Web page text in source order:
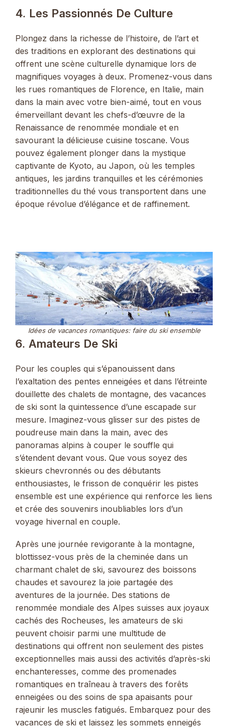
4. Les Passionnés De Culture
Plongez dans la richesse de l’histoire, de l’art et
des traditions en explorant des destinations qui
offrent une scène culturelle dynamique lors de
magnifiques voyages à deux. Promenez-vous dans
les rues romantiques de Florence, en Italie, main
dans la main avec votre bien-aimé, tout en vous
émerveillant devant les chefs-d’œuvre de la
Renaissance de renommée mondiale et en
savourant la délicieuse cuisine toscane. Vous
pouvez également plonger dans la mystique
captivante de Kyoto, au Japon, où les temples
antiques, les jardins tranquilles et les cérémonies
traditionnelles du thé vous transportent dans une
époque révolue d’élégance et de raffinement.
Idées de vacances romantiques: faire du ski ensemble
6. Amateurs De Ski
Pour les couples qui s’épanouissent dans
l’exaltation des pentes enneigées et dans l’étreinte
douillette des chalets de montagne, des vacances
de ski sont la quintessence d’une escapade sur
mesure. Imaginez-vous glisser sur des pistes de
poudreuse main dans la main, avec des
panoramas alpins à couper le souffle qui
s’étendent devant vous. Que vous soyez des
skieurs chevronnés ou des débutants
enthousiastes, le frisson de conquérir les pistes
ensemble est une expérience qui renforce les liens
et crée des souvenirs inoubliables lors d’un
voyage hivernal en couple.
Après une journée revigorante à la montagne,
blottissez-vous près de la cheminée dans un
charmant chalet de ski, savourez des boissons
chaudes et savourez la joie partagée des
aventures de la journée. Des stations de
renommée mondiale des Alpes suisses aux joyaux
cachés des Rocheuses, les amateurs de ski
peuvent choisir parmi une multitude de
destinations qui offrent non seulement des pistes
exceptionnelles mais aussi des activités d’après-ski
enchanteresses, comme des promenades
romantiques en traîneau à travers des forêts
enneigées ou des soins de spa apaisants pour
rajeunir les muscles fatigués. Embarquez pour des
vacances de ski et laissez les sommets enneigés